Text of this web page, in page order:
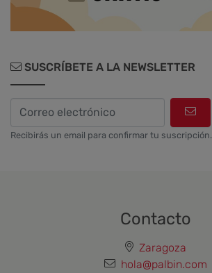
SUSCRÍBETE A LA NEWSLETTER
Recibirás un email para confirmar tu suscripción.
Contacto
Zaragoza
hola@palbin.com